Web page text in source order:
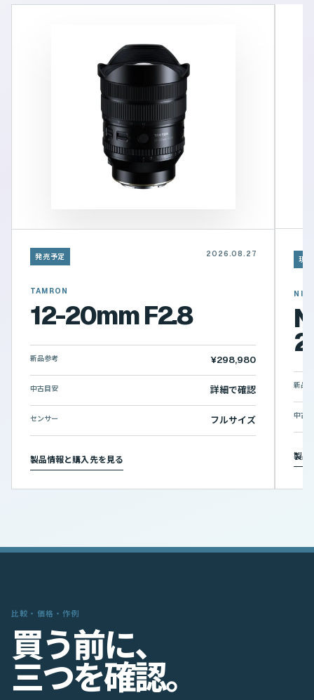
発売予定 2026.08.27
TAMRON
12-20mm F2.8
新品参考 ¥298,980
中古目安 詳細で確認
センサー フルサイズ
製品情報と購入先を見る
現行
新品
中古
製品
比較・価格・作例
買う前に、
三つを確認。